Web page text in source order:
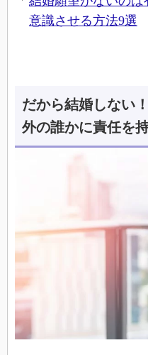
意識させる方法9選
だから結婚しない
外の誰かに責任を